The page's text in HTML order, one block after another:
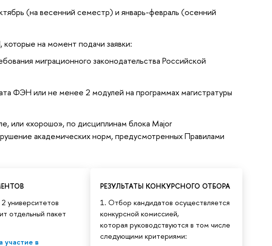
(на весенний семестр) и январь-февраль (осенний
на момент подачи заявки:
миграционного законодательства Российской
ФЭН или не менее 2 модулей на программах магистратуры
или «хорошо», по дисциплинам блока Major
академических норм, предусмотренных Правилами
университетов
отдельный пакет
участие в
РЕЗУЛЬТАТЫ КОНКУРСНОГО ОТБОРА
1. Отбор кандидатов осуществляется
конкурсной комиссией,
которая руководствуются в том числе
следующими критериями: